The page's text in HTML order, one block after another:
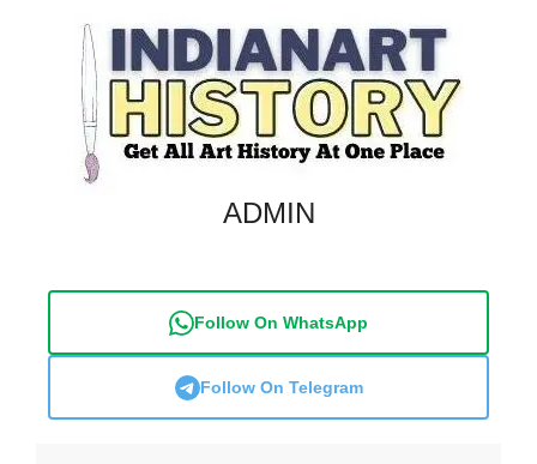
ADMIN
Follow On WhatsApp
Follow On Telegram